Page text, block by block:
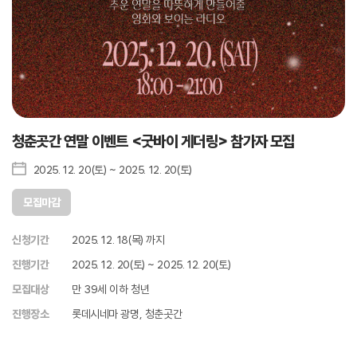
청춘곳간 연말 이벤트 <굿바이 게더링> 참가자 모집
2025. 12. 20(토) ~ 2025. 12. 20(토)
모집마감
신청기간
2025. 12. 18(목) 까지
진행기간
2025. 12. 20(토) ~ 2025. 12. 20(토)
모집대상
만 39세 이하 청년
진행장소
롯데시네마 광명, 청춘곳간